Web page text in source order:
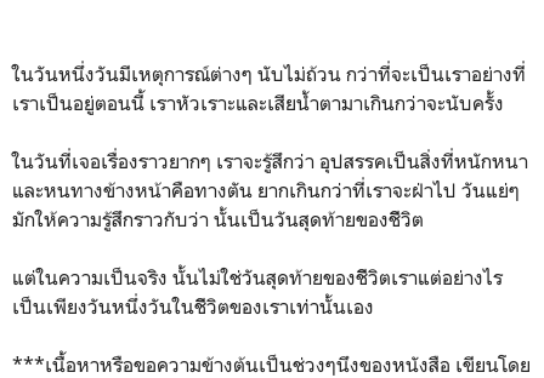
ในวันหนึ่งวันมีเหตุการณ์ต่างๆ นับไม่ถ้วน กว่าที่จะเป็นเราอย่างที่
เราเป็นอยู่ตอนนี้ เราหัวเราะและเสียน้ำตามาเกินกว่าจะนับครั้ง
ในวันที่เจอเรื่องราวยากๆ เราจะรู้สึกว่า อุปสรรคเป็นสิ่งที่หนักหนา
และหนทางข้างหน้าคือทางตัน ยากเกินกว่าที่เราจะฝ่าไป วันแย่ๆ
มักให้ความรู้สึกราวกับว่า นั้นเป็นวันสุดท้ายของชีิวิต
แต่ในความเป็นจริง นั้นไม่ใช่วันสุดท้ายของชีิวิตเราแต่อย่างไร
เป็นเพียงวันหนึ่งวันในชีิวิตของเราเท่านั้นเอง
***เนื้อหาหรือขอความข้างต้นเป็นช่วงๆนึงของหนังสือ เขียนโดย